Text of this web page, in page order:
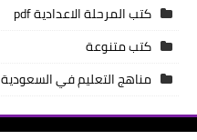
كتب المرحلة الاعدادية pdf
كتب متنوعة
مناهج التعليم في السعودية